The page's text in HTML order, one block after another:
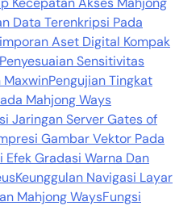
Data Terenkripsi Pada
Aset Digital Kompak
Sensitivitas
MaxwinPengujian Tingkat
Mahjong Ways
Jaringan Server Gates of
Gambar Vektor Pada
Efek Gradasi Warna Dan
Keunggulan Navigasi Layar
Mahjong WaysFungsi